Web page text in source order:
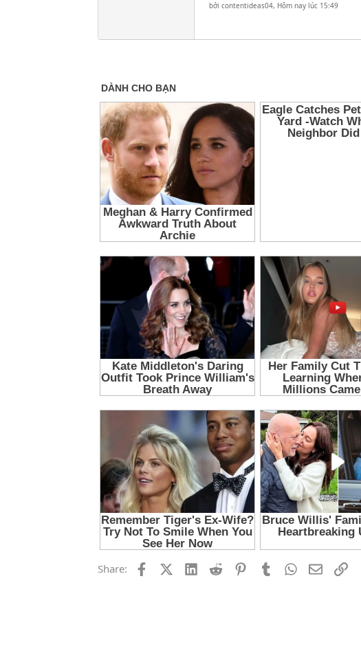
bởi contentideas04, Hôm nay lúc 15:49
Share: FacebookX (Twitter)
LinkedInReddit PinterestTumblrWhatsApp
EmailLink